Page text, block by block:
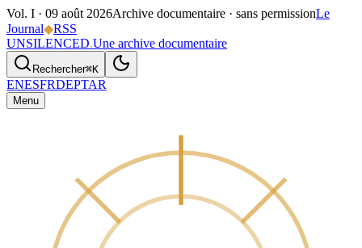
Vol. I · 09 août 2026Archive documentaire · sans permissionLe
Journal◆RSS
UNSILENCED.Une archive documentaire
Rechercher⌘K
ENESFRDEPTAR
Menu